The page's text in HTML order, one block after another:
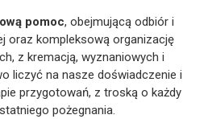
pomoc, obejmującą odbiór i
oraz kompleksową organizację
z kremacją, wyznaniowych i
liczyć na nasze doświadczenie i
przygotowań, z troską o każdy
pożegnania.